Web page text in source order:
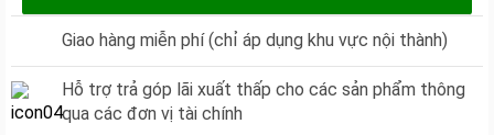
Giao hàng miễn phí (chỉ áp dụng khu vực nội thành)
Hỗ trợ trả góp lãi xuất thấp cho các sản phẩm thông
qua các đơn vị tài chính